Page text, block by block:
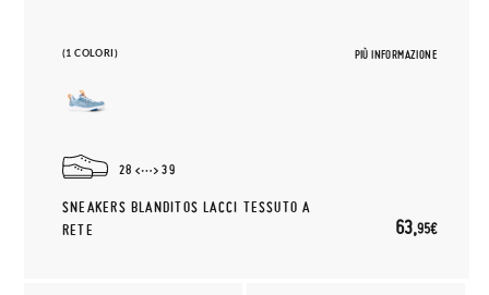
(1 COLORI) PIÙ INFORMAZIONE
28 39
SNEAKERS BLANDITOS LACCI TESSUTO A
RETE
63,95€